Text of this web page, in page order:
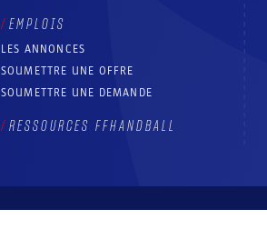
EMPLOIS
LES ANNONCES
SOUMETTRE UNE OFFRE
SOUMETTRE UNE DEMANDE
RESSOURCES FFHANDBALL